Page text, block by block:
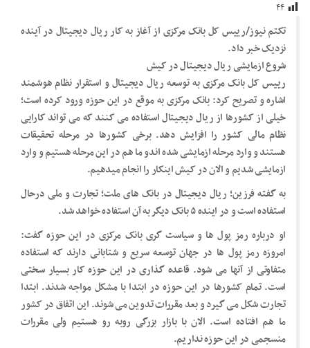
۴۴
تکتم نیوز/رییس کل بانک مرکزی از آغاز به کار ریال دیجیتال در آینده
نزدیک خبر داد.
شروع ازمایشی ریال دیجیتال در کیش
رییس کل بانک مرکزی به توسعه ریال دیجیتال و استقرار نظام هوشمند
اشاره و تصریح کرد: بانک مرکزی به موقع در این حوزه ورود کرده است؛
خیلی از کشورها از ریال دیجیتال استفاده می کنند که می تواند کارایی
نظام مالی کشور را افزایش دهد. برخی کشورها در مرحله تحقیقات
هستند و وارد مرحله ازمایشی شده اندو ما هم در این مرحله هستیم و وارد
ازمایشی شدیم و الان در کیش اینکار را انجام میدهیم.
به گفته فرزین؛ ریال دیجیتال در بانک های ملت؛ تجارت و ملی درحال
استفاده است و در اینده ۵ بانک دیگر به آن استفاده خواهد شد.
او درباره رمز پول ها و سیاست گری بانک مرکزی در این حوزه گفت:
امروزه رمز پول ها در جهان توسعه سریع و شتابانی دارند که استفاده
متفاوتی از آنها می شود. قاعده گذاری در این حوزه کار بسیار سختی
است. تمام کشورها در این حوزه در ابتدا با مشکل مواجه شدند. ابتدا
تجارت شکل می گیرد و بعد مقررات تدوین می شوند. این اتفاق در کشور
ما هم افتاده است. الان با بازار بزرگی روبه رو هستیم ولی مقررات
منسجمی در این حوزه نداریم.